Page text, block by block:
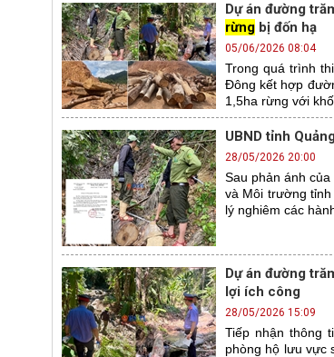
Dự án đường
rừng bị đốn hạ
05/06/2026 08:04
Trong quá trình
Đông kết hợp
1,5ha rừng với
UBND tỉnh
28/05/2026 20:00
Sau phản ánh
và Môi trường
lý nghiêm các
Dự án đường
lợi ích công
28/05/2026 15:09
Tiếp nhận thông
phòng hộ lưu vực